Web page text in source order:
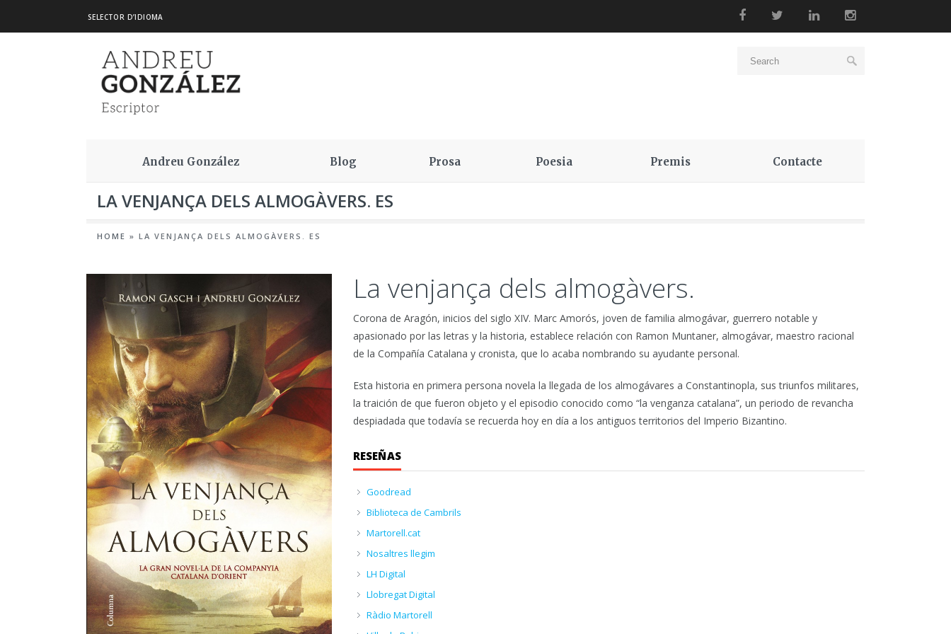
SELECTOR D’IDIOMA
Andreu González Blog Prosa Poesia Premis Contacte
LA VENJANÇA DELS ALMOGÀVERS. ES
HOME » LA VENJANÇA DELS ALMOGÀVERS. ES
La venjança dels almogàvers.
Corona de Aragón, inicios del siglo XIV. Marc Amorós, joven de familia almogávar, guerrero notable y
apasionado por las letras y la historia, establece relación con Ramon Muntaner, almogávar, maestro racional
de la Compañía Catalana y cronista, que lo acaba nombrando su ayudante personal.
Esta historia en primera persona novela la llegada de los almogávares a Constantinopla, sus triunfos militares,
la traición de que fueron objeto y el episodio conocido como “la venganza catalana”, un periodo de revancha
despiadada que todavía se recuerda hoy en día a los antiguos territorios del Imperio Bizantino.
RESEÑAS
Goodread
Biblioteca de Cambrils
Martorell.cat
Nosaltres llegim
LH Digital
Llobregat Digital
Ràdio Martorell